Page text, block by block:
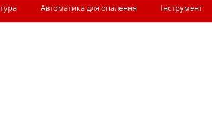
Автоматика для опалення Інструмент